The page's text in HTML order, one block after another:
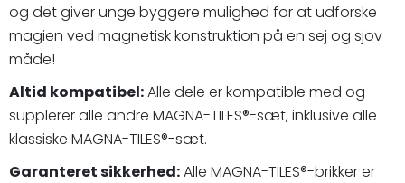
og det giver unge byggere mulighed for at udforske
magien ved magnetisk konstruktion på en sej og sjov
måde!
Altid kompatibel:Alle dele er kompatible med og
supplerer alle andre MAGNA-TILES®-sæt, inklusive alle
klassiske MAGNA-TILES®-sæt.
Garanteret sikkerhed:Alle MAGNA-TILES®-brikker er